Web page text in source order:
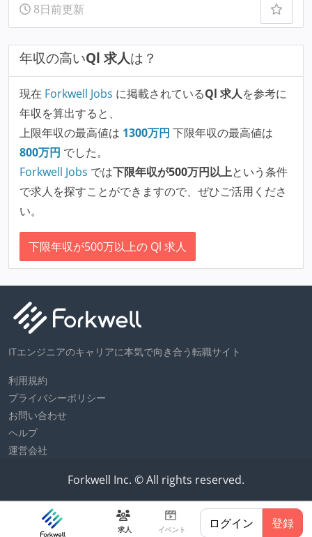
求人 イベント ログイン 登録
8日前更新
年収の高いQl 求人は？
現在 Forkwell Jobs に掲載されているQl 求人を参考に
年収を算出すると、
上限年収の最高値は 1300万円 下限年収の最高値は
800万円 でした。
Forkwell Jobs では下限年収が500万円以上という条件
で求人を探すことができますので、ぜひご活用くださ
い。
下限年収が500万以上の Ql 求人
ITエンジニアのキャリアに本気で向き合う転職サイト
利用規約
プライバシーポリシー
お問い合わせ
ヘルプ
運営会社
Forkwell Inc. © All rights reserved.